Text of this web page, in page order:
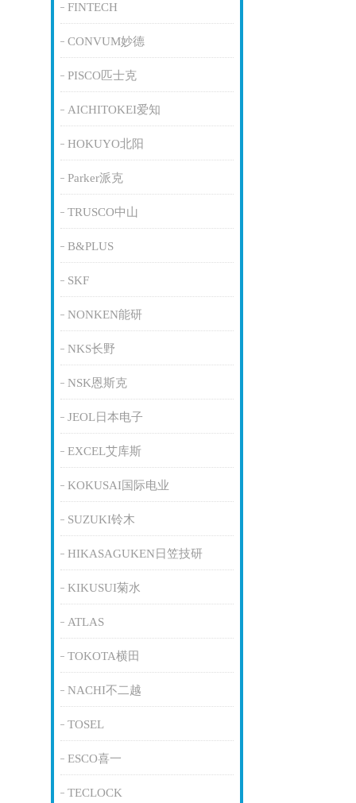
FINTECH
CONVUM妙德
PISCO匹士克
AICHITOKEI爱知
HOKUYO北阳
Parker派克
TRUSCO中山
B&PLUS
SKF
NONKEN能研
NKS长野
NSK恩斯克
JEOL日本电子
EXCEL艾库斯
KOKUSAI国际电业
SUZUKI铃木
HIKASAGUKEN日笠技研
KIKUSUI菊水
ATLAS
TOKOTA横田
NACHI不二越
TOSEL
ESCO喜一
TECLOCK